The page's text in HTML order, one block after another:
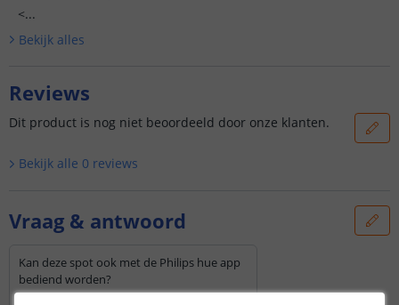
<...
Bekijk alles
Reviews
Dit product is nog niet beoordeeld door onze klanten.
Bekijk alle 0 reviews
Vraag & antwoord
Kan deze spot ook met de Philips hue app
bediend worden?
Door Patrick op zondag 19 oktober 2025